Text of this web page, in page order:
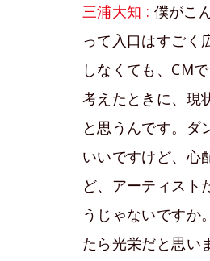
三浦大知 : 僕がこ
って入口はすごく
しなくても、CM
考えたときに、現
と思うんです。ダ
いいですけど、心
ど、アーティスト
うじゃないですか
たら光栄だと思い